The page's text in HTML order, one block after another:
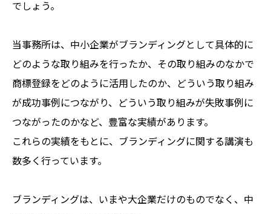
でしょう。
当事務所は、中小企業がブランディングとして具体的に
どのような取り組みを行ったか、その取り組みのなかで
商標登録をどのように活用したのか、どういう取り組み
が成功事例につながり、どういう取り組みが失敗事例に
つながったのかなど、豊富な実績があります。
これらの実績をもとに、ブランディングに関する講演も
数多く行っています。
ブランディングは、いまや大企業だけのものでなく、中